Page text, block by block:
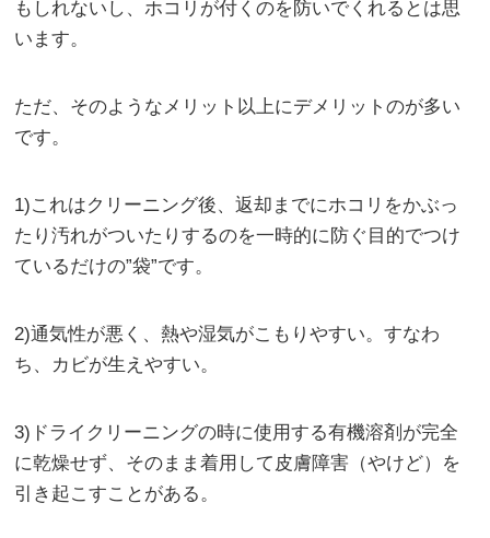
もしれないし、ホコリが付くのを防いでくれるとは思
います。
ただ、そのようなメリット以上にデメリットのが多い
です。
1)これはクリーニング後、返却までにホコリをかぶっ
たり汚れがついたりするのを一時的に防ぐ目的でつけ
ているだけの”袋”です。
2)通気性が悪く、熱や湿気がこもりやすい。すなわ
ち、カビが生えやすい。
3)ドライクリーニングの時に使用する有機溶剤が完全
に乾燥せず、そのまま着用して皮膚障害（やけど）を
引き起こすことがある。